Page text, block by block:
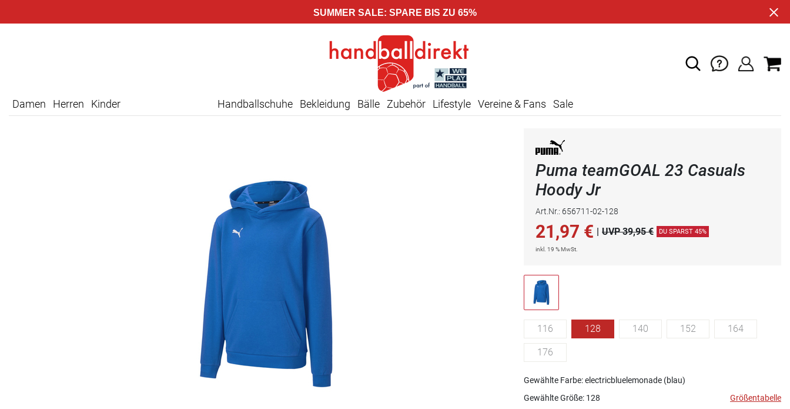
SUMMER SALE: SPARE BIS ZU 65%
Damen Herren Kinder Handballschuhe Bekleidung Bälle Zubehör Lifestyle Vereine & Fans Sale
Puma teamGOAL 23 Casuals
Hoody Jr
Art.Nr.: 656711-02-128
21,97 € | UVP 39,95 € DU SPARST 45%
inkl. 19 % MwSt.
116 128 140 152 164
176
Gewählte Farbe: electricbluelemonade (blau)
Gewählte Größe: 128 Größentabelle